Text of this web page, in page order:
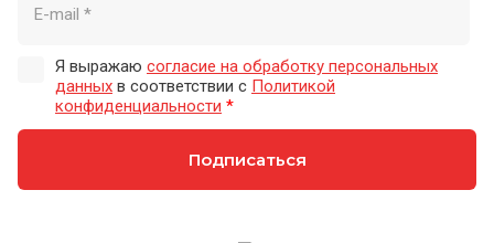
Я выражаю согласие на обработку персональных
данных в соответствии с Политикой
конфиденциальности *
Подписаться